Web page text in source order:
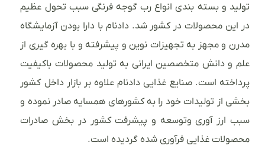
تولید و بسته بندی انواع رب گوجه فرنگی سبب تحول عظیم
در این محصولات در کشور شد. دادنام با دارا بودن آزمایشگاه
مدرن و مجهز به تجهیزات نوین و پیشرفته و با بهره گیری از
علم و دانش متخصصین ایرانی به تولید محصولات باکیفیت
پرداخته است. صنایع غذایی دادنام علاوه بر بازار داخل کشور
بخشی از تولیدات خود را به کشورهای همسایه صادر نموده و
سبب ارز آوری وتوسعه و پیشرفت کشور در بخش صادرات
محصولات غذایی فرآوری شده گردیده است.